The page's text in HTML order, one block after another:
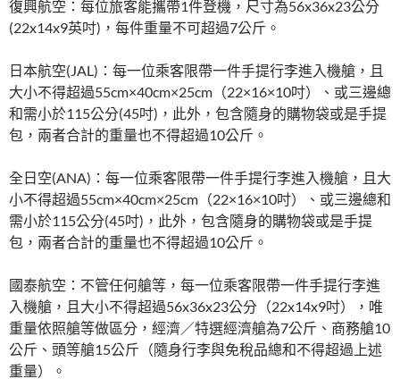
復興航空：每位旅客能攜帶1件登機，尺寸為56x36x23公分
(22x14x9英吋)，每件重量不可超過7公斤。
日本航空(JAL)：每一位乘客限帶一件手提行李進入機艙，且
大小不得超過55cm×40cm×25cm（22×16×10吋）、或三邊總
和需小於115公分(45吋)，此外，包含隨身的購物袋或是手提
包，兩者合計的重量也不得超過10公斤。
全日空(ANA)：每一位乘客限帶一件手提行李進入機艙，且大
小不得超過55cm×40cm×25cm（22×16×10吋）、或三邊總和
需小於115公分(45吋)，此外，包含隨身的購物袋或是手提
包，兩者合計的重量也不得超過10公斤。
國泰航空：不管任何艙等，每一位乘客限帶一件手提行李進
入機艙，且大小不得超過56x36x23公分（22x14x9吋），唯
重量依照艙等做區分，經濟／特選經濟艙為7公斤、商務艙10
公斤、頭等艙15公斤（隨身行李與免稅品總和不得超過上述
重量）。